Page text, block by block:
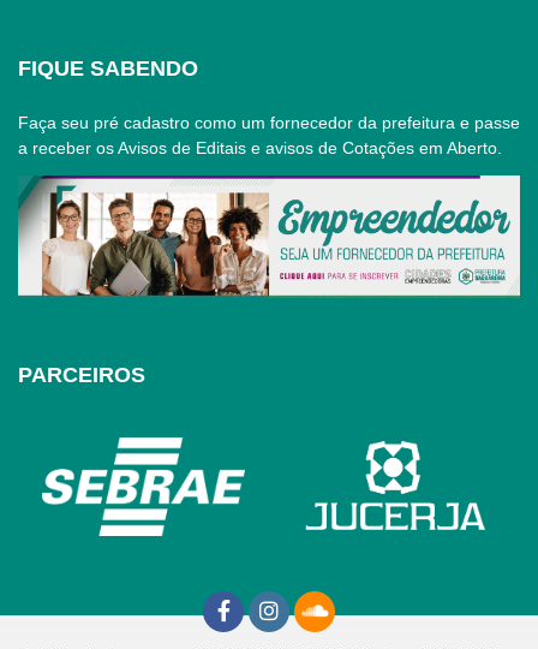
FIQUE SABENDO
Faça seu pré cadastro como um fornecedor da prefeitura e passe
a receber os Avisos de Editais e avisos de Cotações em Aberto.
PARCEIROS